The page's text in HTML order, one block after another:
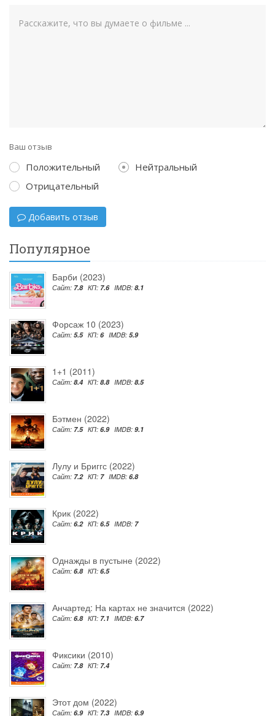
Ваш отзыв
Положительный
Нейтральный
Отрицательный
Добавить отзыв
Популярное
Барби (2023)
Сайт: 7.8 КП: 7.6 IMDB: 8.1
Форсаж 10 (2023)
Сайт: 5.5 КП: 6 IMDB: 5.9
1+1 (2011)
Сайт: 8.4 КП: 8.8 IMDB: 8.5
Бэтмен (2022)
Сайт: 7.5 КП: 6.9 IMDB: 9.1
Лулу и Бриггс (2022)
Сайт: 7.2 КП: 7 IMDB: 6.8
Крик (2022)
Сайт: 6.2 КП: 6.5 IMDB: 7
Однажды в пустыне (2022)
Сайт: 6.8 КП: 6.5
Анчартед: На картах не значится (2022)
Сайт: 6.8 КП: 7.1 IMDB: 6.7
Фиксики (2010)
Сайт: 7.8 КП: 7.4
Этот дом (2022)
Сайт: 6.9 КП: 7.3 IMDB: 6.9